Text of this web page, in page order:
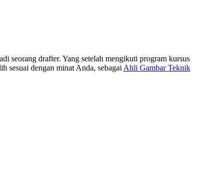
seorang drafter. Yang setelah mengikuti program kursus
sesuai dengan minat Anda, sebagai Ahli Gambar Teknik